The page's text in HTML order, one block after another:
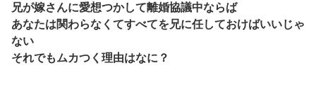
兄が嫁さんに愛想つかして離婚協議中ならば
あなたは関わらなくてすべてを兄に任しておけばいいじゃ
ない
それでもムカつく理由はなに？